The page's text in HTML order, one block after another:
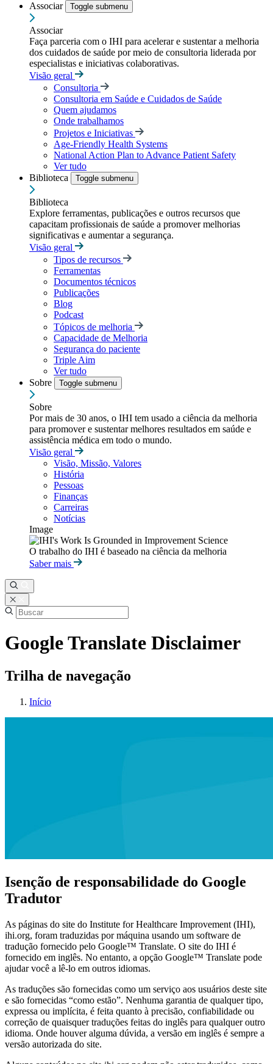
Associar
Toggle submenu
Associar
Faça parceria com o IHI para acelerar e sustentar a melhoria
dos cuidados de saúde por meio de consultoria liderada por
especialistas e iniciativas colaborativas.
Visão geral
Consultoria
Consultoria em Saúde e Cuidados de Saúde
Quem ajudamos
Onde trabalhamos
Projetos e Iniciativas
Age-Friendly Health Systems
National Action Plan to Advance Patient Safety
Ver tudo
Biblioteca
Toggle submenu
Biblioteca
Explore ferramentas, publicações e outros recursos que
capacitam profissionais de saúde a promover melhorias
significativas e aumentar a segurança.
Visão geral
Tipos de recursos
Ferramentas
Documentos técnicos
Publicações
Blog
Podcast
Tópicos de melhoria
Capacidade de Melhoria
Segurança do paciente
Triple Aim
Ver tudo
Sobre
Toggle submenu
Sobre
Por mais de 30 anos, o IHI tem usado a ciência da melhoria
para promover e sustentar melhores resultados em saúde e
assistência médica em todo o mundo.
Visão geral
Visão, Missão, Valores
História
Pessoas
Finanças
Carreiras
Notícias
Image
O trabalho do IHI é baseado na ciência da melhoria
Saber mais
Google Translate Disclaimer
Trilha de navegação
Início
Isenção de responsabilidade do Google
Tradutor
As páginas do site do Institute for Healthcare Improvement (IHI),
ihi.org, foram traduzidas por máquina usando um software de
tradução fornecido pelo Google™ Translate. O site do IHI é
fornecido em inglês. No entanto, a opção Google™ Translate pode
ajudar você a lê-lo em outros idiomas.
As traduções são fornecidas como um serviço aos usuários deste site
e são fornecidas “como estão”. Nenhuma garantia de qualquer tipo,
expressa ou implícita, é feita quanto à precisão, confiabilidade ou
correção de quaisquer traduções feitas do inglês para qualquer outro
idioma. Onde houver alguma dúvida, a versão em inglês é sempre a
versão autorizada do site.